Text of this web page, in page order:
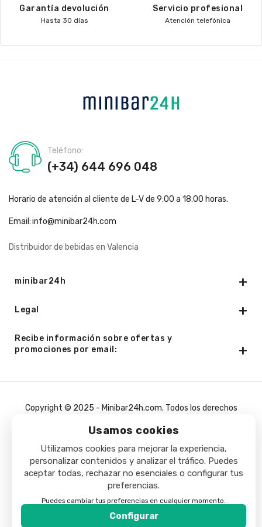
Usamos cookies
Utilizamos cookies para mejorar la experiencia,
personalizar contenidos y analizar el tráfico. Puedes
aceptar todas, rechazar no esenciales o configurar tus
preferencias.
Puedes cambiar tus preferencias en cualquier momento.
Configurar
Garantía devolución
Hasta 30 días
Servicio profesional
Atención telefónica
Teléfono:
(+34) 644 696 048
Horario de atención al cliente de L-V de 9:00 a 18:00 horas.
Email:info@minibar24h.com
Distribuidor de bebidas en Valencia
minibar24h
Legal
Recibe información sobre ofertas y
promociones por email:
Copyright © 2025 - Minibar24h.com. Todos los derechos
reservados.